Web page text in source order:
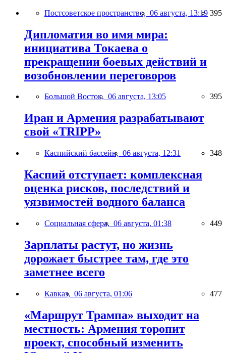
Постсоветское пространство, 06 августа, 13:19 395
Дипломатия во имя мира:
инициатива Токаева о
прекращении боевых действий и
возобновлении переговоров
Большой Восток, 06 августа, 13:05 395
Иран и Армения разрабатывают
свой «TRIPP»
Каспийский бассейн, 06 августа, 12:31 348
Каспий отступает: комплексная
оценка рисков, последствий и
уязвимостей водного баланса
Социальная сфера, 06 августа, 01:38 449
Зарплаты растут, но жизнь
дорожает быстрее там, где это
заметнее всего
Кавказ, 06 августа, 01:06 477
«Маршрут Трампа» выходит на
местность: Армения торопит
проект, способный изменить